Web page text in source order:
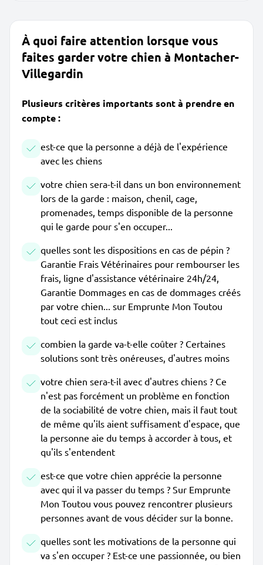
À quoi faire attention lorsque vous
faites garder votre chien à Montacher-
Villegardin
Plusieurs critères importants sont à prendre en
compte :
est-ce que la personne a déjà de l'expérience
avec les chiens
votre chien sera-t-il dans un bon environnement
lors de la garde : maison, chenil, cage,
promenades, temps disponible de la personne
qui le garde pour s'en occuper...
quelles sont les dispositions en cas de pépin ?
Garantie Frais Vétérinaires pour rembourser les
frais, ligne d'assistance vétérinaire 24h/24,
Garantie Dommages en cas de dommages créés
par votre chien... sur Emprunte Mon Toutou
tout ceci est inclus
combien la garde va-t-elle coûter ? Certaines
solutions sont très onéreuses, d'autres moins
votre chien sera-t-il avec d'autres chiens ? Ce
n'est pas forcément un problème en fonction
de la sociabilité de votre chien, mais il faut tout
de même qu'ils aient suffisament d'espace, que
la personne aie du temps à accorder à tous, et
qu'ils s'entendent
est-ce que votre chien apprécie la personne
avec qui il va passer du temps ? Sur Emprunte
Mon Toutou vous pouvez rencontrer plusieurs
personnes avant de vous décider sur la bonne.
quelles sont les motivations de la personne qui
va s'en occuper ? Est-ce une passionnée, ou bien